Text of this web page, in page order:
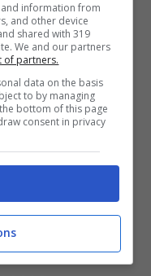
con la
e il
il web dal 2008. Sono
e della buona cucina,
cinema e fumetti
information from
and other device
shared with 319
We and our partners
of partners.
data on the basis
to by managing
bottom of this page
consent in privacy